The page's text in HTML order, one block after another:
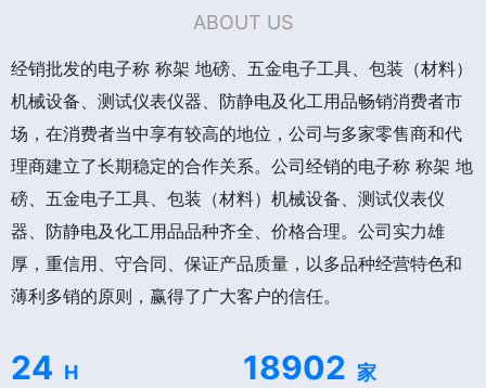
ABOUT US
经销批发的电子称 称架 地磅、五金电子工具、包装（材料）
机械设备、测试仪表仪器、防静电及化工用品畅销消费者市
场，在消费者当中享有较高的地位，公司与多家零售商和代
理商建立了长期稳定的合作关系。公司经销的电子称 称架 地
磅、五金电子工具、包装（材料）机械设备、测试仪表仪
器、防静电及化工用品品种齐全、价格合理。公司实力雄
厚，重信用、守合同、保证产品质量，以多品种经营特色和
薄利多销的原则，赢得了广大客户的信任。
24 H 18902 家